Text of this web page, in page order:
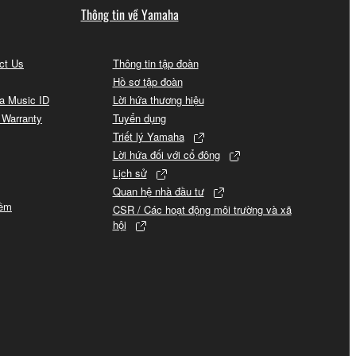
Us
Music ID
Thông tin về Yamaha
Thông tin tập đoàn
Hồ sơ tập đoàn
Lời hứa thương hiệu
Tuyển dụng
Triết lý Yamaha
Lời hứa đối với cổ đông
Lịch sử
Quan hệ nhà đầu tư
CSR / Các hoạt động môi trường và xã
hội